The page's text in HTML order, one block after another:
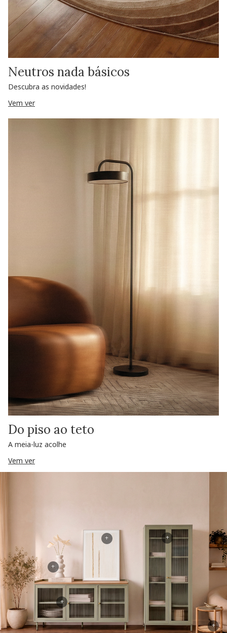
Neutros nada básicos
Descubra as novidades!
Vem ver
Do piso ao teto
A meia-luz acolhe
Vem ver
+
+
+
+
+